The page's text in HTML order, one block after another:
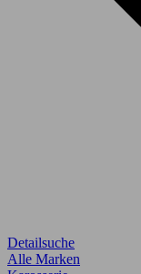
Detailsuche
Alle Marken